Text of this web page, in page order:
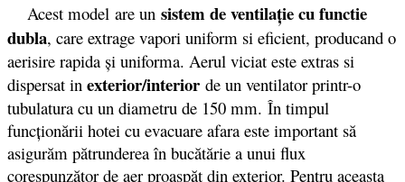
Acest model are un sistem de ventilaţie cu functie
dubla, care extrage vapori uniform si eficient, producand o
aerisire rapida şi uniforma. Aerul viciat este extras si
dispersat in exterior/interior de un ventilator printr-o
tubulatura cu un diametru de 150 mm. În timpul
funcţionării hotei cu evacuare afara este important să
asigurăm pătrunderea în bucătărie a unui flux
corespunzător de aer proaspăt din exterior. Pentru aceasta